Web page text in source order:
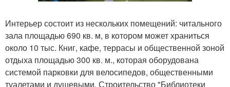
Интерьер состоит из нескольких помещений: читального
зала площадью 690 кв. м, в котором может храниться
около 10 тыс. Книг, кафе, террасы и общественной зоной
отдыха площадью 300 кв. м., которая оборудована
системой парковки для велосипедов, общественными
туалетами и душевыми. Строительство "Библиотеки